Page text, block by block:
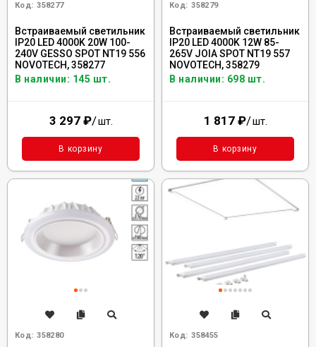
Код: 358277
Встраиваемый светильник
IP20 LED 4000K 20W 100-
240V GESSO SPOT NT19 556
NOVOTECH, 358277
В наличии: 145 шт.
3 297 ₽/шт.
В корзину
Код: 358279
Встраиваемый светильник
IP20 LED 4000K 12W 85-
265V JOIA SPOT NT19 557
NOVOTECH, 358279
В наличии: 698 шт.
1 817 ₽/шт.
В корзину
Код: 358280 Код: 358455